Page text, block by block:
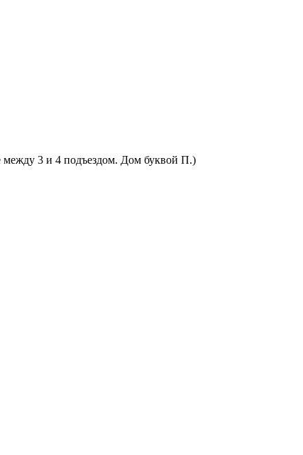
между 3 и 4 подъездом. Дом буквой П.)